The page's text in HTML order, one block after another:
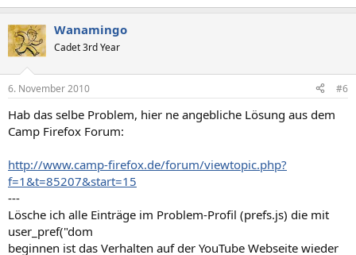
Wanamingo
Cadet 3rd Year
6. November 2010 #6
Hab das selbe Problem, hier ne angebliche Lösung aus dem
Camp Firefox Forum:
http://www.camp-firefox.de/forum/viewtopic.php?
f=1&t=85207&start=15
---
Lösche ich alle Einträge im Problem-Profil (prefs.js) die mit
user_pref("dom
beginnen ist das Verhalten auf der YouTube Webseite wieder